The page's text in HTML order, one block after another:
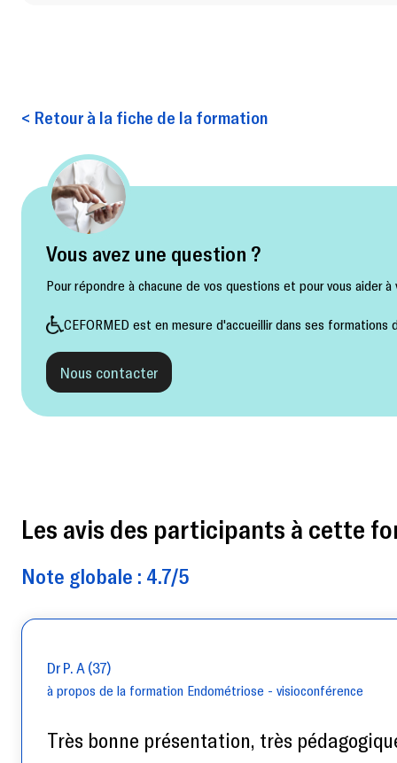
< Retour à la fiche de la formation
Vous avez une question ?
Pour répondre à chacune de vos questions et pour vous aider
CEFORMED est en mesure d'accueillir dans ses
Nous contacter
Les avis des participants à cette
Note globale : 4.7/5
Dr P. A (37)
à propos de la formation Endométriose - visioconférence
Très bonne présentation, très